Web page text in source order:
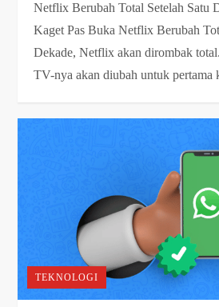
Netflix Berubah Total Setelah Satu
Kaget Pas Buka Netflix Berubah
Dekade, Netflix akan dirombak
TV-nya akan diubah untuk
TEKNOLOGI